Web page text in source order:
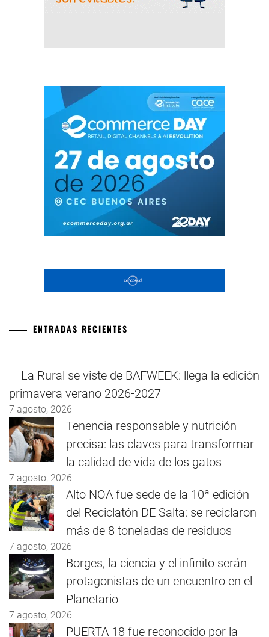
ENTRADAS RECIENTES
La Rural se viste de BAFWEEK: llega la edición
primavera verano 2026-2027
7 agosto, 2026
Tenencia responsable y nutrición
precisa: las claves para transformar
la calidad de vida de los gatos
7 agosto, 2026
Alto NOA fue sede de la 10ª edición
del Reciclatón DE Salta: se reciclaron
más de 8 toneladas de residuos
7 agosto, 2026
Borges, la ciencia y el infinito serán
protagonistas de un encuentro en el
Planetario
7 agosto, 2026
PUERTA 18 fue reconocido por la